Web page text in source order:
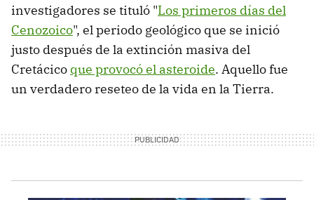
investigadores se tituló "Los primeros días del
Cenozoico", el periodo geológico que se inició
justo después de la extinción masiva del
Cretácico que provocó el asteroide. Aquello fue
un verdadero reseteo de la vida en la Tierra.